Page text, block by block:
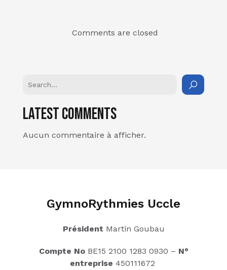
Latest Comments
Aucun commentaire à afficher.
Comments are closed
GymnoRythmies Uccle
Président Martin Goubau
Compte No BE15 2100 1283 0930 – N°
entreprise 450111672